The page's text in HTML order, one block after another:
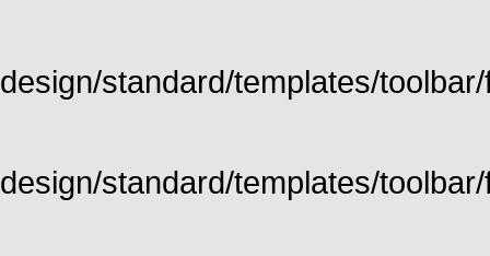
design/standard/templates/
design/standard/templates/